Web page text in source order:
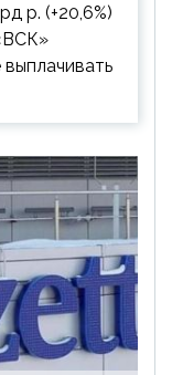
р. (+20,6%)